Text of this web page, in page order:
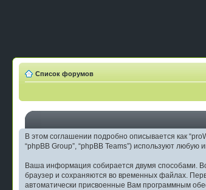
Список форумов
В этом соглашении подробно описывается как
“phpBB Group”, “phpBB Teams”) используют
Ваша информация собирается двумя способами.
браузер и сохраняются во временных файлах.
автоматически присвоенные Вам программным